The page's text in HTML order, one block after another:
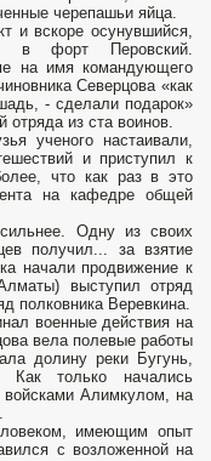
черепашьи яйца.
и вскоре осунувшийся,
в форт Перовский.
на имя командующего
Северцова «как
- сделали подарок»
отряда из ста воинов.
ученого настаивали,
и приступил к
что как раз в это
на кафедре общей
Одну из своих
получил... за взятие
начали продвижение к
выступил отряд
полковника Веревкина.
военные действия на
вела полевые работы
долину реки Бугунь,
только начались
Алимкулом, на
имеющим опыт
с возложенной на